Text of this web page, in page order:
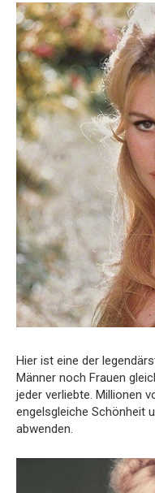
Hier ist eine der
Männer noch Frauen
jeder verliebte. Millionen
engelsgleiche Schönheit
abwenden.